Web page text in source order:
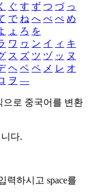
ぐ す ず つ づ っ
で ね へ べ ぺ め
ょ ろ を
ワ ヮ ン イ ィ キ
ス ズ ツ ヅ ッ ヌ
ヘ ベ ペ メ レ オ
ヲ ―
으로 중국어를 변환
다.
력하시고 space를